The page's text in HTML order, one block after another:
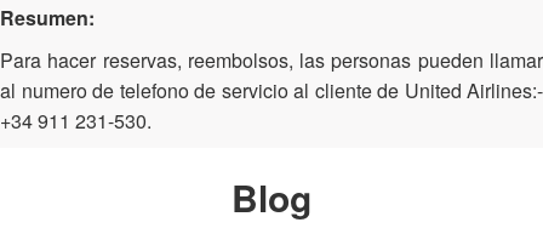
Resumen:
Para hacer reservas, reembolsos, las personas pueden llamar
al numero de telefono de servicio al cliente de United Airlines:-
+34 911 231-530.
Blog